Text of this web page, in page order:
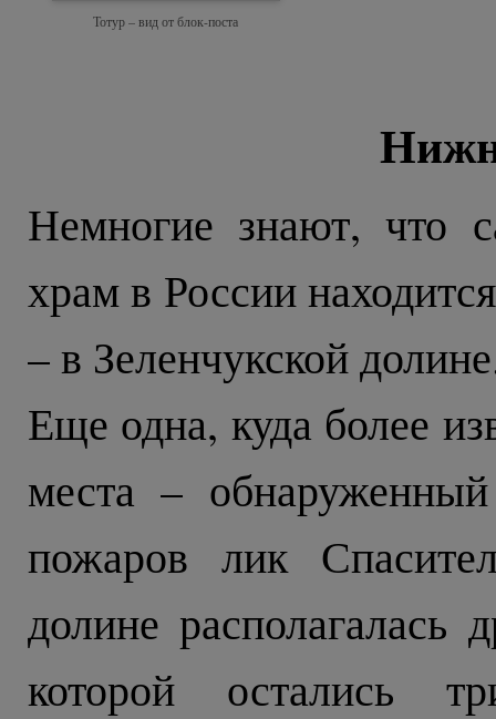
Тотур – вид от блок-поста
Немногие знают, что
храм в России
– в Зеленчукской
Еще одна, куда более
места –
пожаров лик
долине располагалась
которой остались